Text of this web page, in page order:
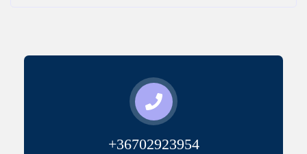
+36702923954